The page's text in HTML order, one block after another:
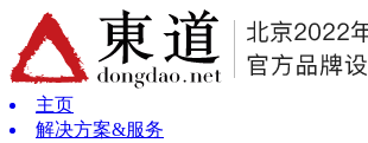
主页
解决方案&服务